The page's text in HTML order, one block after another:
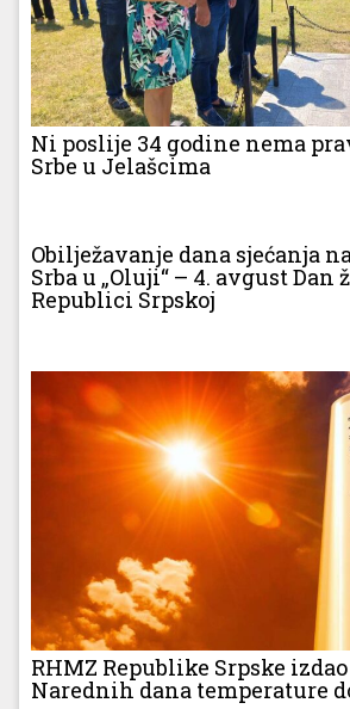
Ni poslije 34 godine nema
Srbe u Jelašcima
Obilježavanje dana sjećanja
Srba u „Oluji“ – 4. avgust Dan
Republici Srpskoj
RHMZ Republike Srpske
Narednih dana temperature